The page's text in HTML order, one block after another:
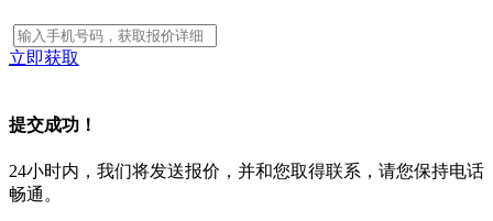
立即获取
提交成功！
24小时内，我们将发送报价，并和您取得联系，请您保持电话
畅通。